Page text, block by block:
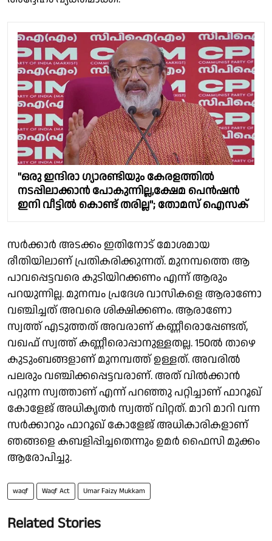
"ഒരു ഇന്ദിരാ ഗ്യാരണ്ടിയും കേരളത്തിൽ
നടപ്പിലാക്കാൻ പോകുന്നില്ല,ക്ഷേമ പെൻഷൻ
ഇനി വീട്ടിൽ കൊണ്ട് തരില്ല"; തോമസ് ഐസക്
സർക്കാർ അടക്കം ഇതിനോട് മോശമായ
രീതിയിലാണ് പ്രതികരിക്കുന്നത്. മുനമ്പത്തെ ആ
പാവപ്പെട്ടവരെ കുടിയിറക്കണം എന്ന് ആരും
പറയുന്നില്ല. മുനമ്പം പ്രദേശ വാസികളെ ആരാണോ
വഞ്ചിച്ചത് അവരെ ശിക്ഷിക്കണം. ആരാണോ
സ്വത്ത് എടുത്തത് അവരാണ് കണ്ണീരൊപ്പേണ്ടത്,
വഖഫ് സ്വത്ത് കണ്ണീരൊപ്പാനുള്ളതല്ല. 150ൽ താഴെ
കുടുംബങ്ങളാണ് മുനമ്പത്ത് ഉള്ളത്. അവരിൽ
പലരും വഞ്ചിക്കപ്പെട്ടവരാണ്. അത് വിൽക്കാൻ
പറ്റുന്ന സ്വത്താണ് എന്ന് പറഞ്ഞു പറ്റിച്ചാണ് ഫാറൂഖ്
കോളേജ് അധികൃതർ സ്വത്ത് വിറ്റത്. മാറി മാറി വന്ന
സർക്കാറും ഫാറൂഖ് കോളേജ് അധികാരികളാണ്
ഞങ്ങളെ കബളിപ്പിച്ചതെന്നും ഉമർ ഫൈസി മുക്കം
ആരോപിച്ചു.
waqf Waqf Act Umar Faizy Mukkam
Related Stories